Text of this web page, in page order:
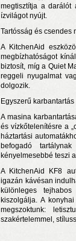
megtisztítja a darálót
ízvilágot nyújt.
Tartósság és csendes
A KitchenAid
megbízhatóságot
biztosít, míg a Quiet
reggeli nyugalmat
dolgozik.
Egyszerű karbantartás
A masina
és vízkőtelenítésre a
háztartási
befogadó
kényelmesebbé teszi
A KitchenAid KF8
igazán kávésan
különleges
kiszolgálja. A
megszoktunk:
szakértelemmel,